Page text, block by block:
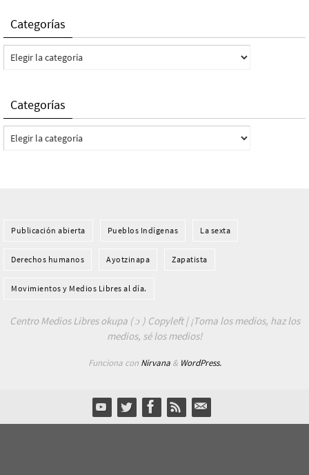
Categorías
Categorías
Categorías
Categorías
Publicación abierta Pueblos Indí­genas La sexta
Derechos humanos Ayotzinapa Zapatista
Movimientos y Medios Libres al día.
Centro Medios Libres okupa ( ɔ ) Copyleft | ¡Toma los medios, haz los
medios, sé los medios!
Funciona con Nirvana& WordPress.